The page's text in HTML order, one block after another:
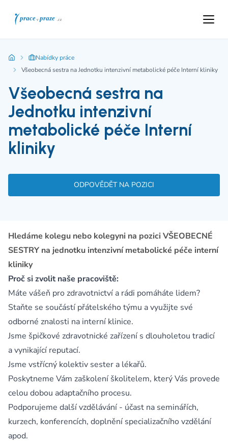
Nabídky práce
Všeobecná sestra na Jednotku intenzivní metabolické péče Interní kliniky
Všeobecná sestra na
Jednotku intenzivní
metabolické péče Interní
kliniky
ODPOVĚDĚT NA POZICI
Hledáme kolegu nebo kolegyni na pozici VŠEOBECNÉ
SESTRY na jednotku intenzivní metabolické péče interní
kliniky
Proč si zvolit naše pracoviště:
Máte vášeň pro zdravotnictví a rádi pomáháte lidem?
Staňte se součástí přátelského týmu a využijte své
odborné znalosti na interní klinice.
Jsme špičkové zdravotnické zařízení s dlouholetou tradicí
a vynikající reputací.
Jsme vstřícný kolektiv sester a lékařů.
Poskytneme Vám zaškolení školitelem, který Vás provede
celou dobou adaptačního procesu.
Podporujeme další vzdělávání - účast na seminářích,
kurzech, konferencích, doplnění specializačního vzdělání
apod.